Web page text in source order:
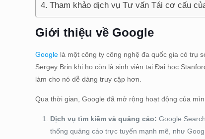
Tham khảo dịch vụ Tư vấn Tái cơ cấu
Giới thiệu về Google
Google là một công ty công nghệ đa quốc gia có trụ
Sergey Brin khi họ còn là sinh viên tại Đại học
làm cho nó dễ dàng truy cập hơn.
Qua thời gian, Google đã mở rộng hoạt động của
Dịch vụ tìm kiếm và quảng cáo: Google
thống quảng cáo trực tuyến mạnh mẽ, như